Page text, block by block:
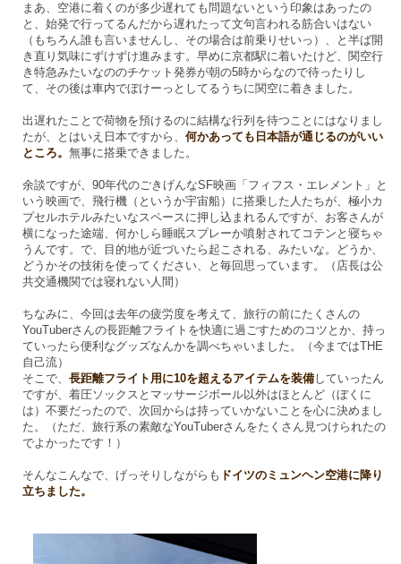
まあ、空港に着くのが多少遅れても問題ないという印象はあったの
と、始発で行ってるんだから遅れたって文句言われる筋合いはない
（もちろん誰も言いませんし、その場合は前乗りせいっ）、と半ば開
き直り気味にずけずけ進みます。早めに京都駅に着いたけど、関空行
き特急みたいなののチケット発券が朝の5時からなので待ったりし
て、その後は車内でぼけーっとしてるうちに関空に着きました。
出遅れたことで荷物を預けるのに結構な行列を待つことにはなりまし
たが、とはいえ日本ですから、 何かあっても日本語が通じるのがいい
ところ。 無事に搭乗できました。
余談ですが、90年代のごきげんなSF映画「フィフス・エレメント」と
いう映画で、飛行機（というか宇宙船）に搭乗した人たちが、極小カ
プセルホテルみたいなスペースに押し込まれるんですが、お客さんが
横になった途端、何かしら睡眠スプレーか噴射されてコテンと寝ちゃ
うんです。で、目的地が近づいたら起こされる、みたいな。どうか、
どうかその技術を使ってください、と毎回思っています。（店長は公
共交通機関では寝れない人間）
ちなみに、今回は去年の疲労度を考えて、旅行の前にたくさんの
YouTuberさんの長距離フライトを快適に過ごすためのコツとか、持っ
ていったら便利なグッズなんかを調べちゃいました。（今まではTHE
自己流）
そこで、 長距離フライト用に10を超えるアイテムを装備していったん
ですが、着圧ソックスとマッサージボール以外はほとんど（ぼくに
は）不要だったので、次回からは持っていかないことを心に決めまし
た。（ただ、旅行系の素敵なYouTuberさんをたくさん見つけられたの
でよかったです！）
そんなこんなで、げっそりしながらも ドイツのミュンヘン空港に降り
立ちました。